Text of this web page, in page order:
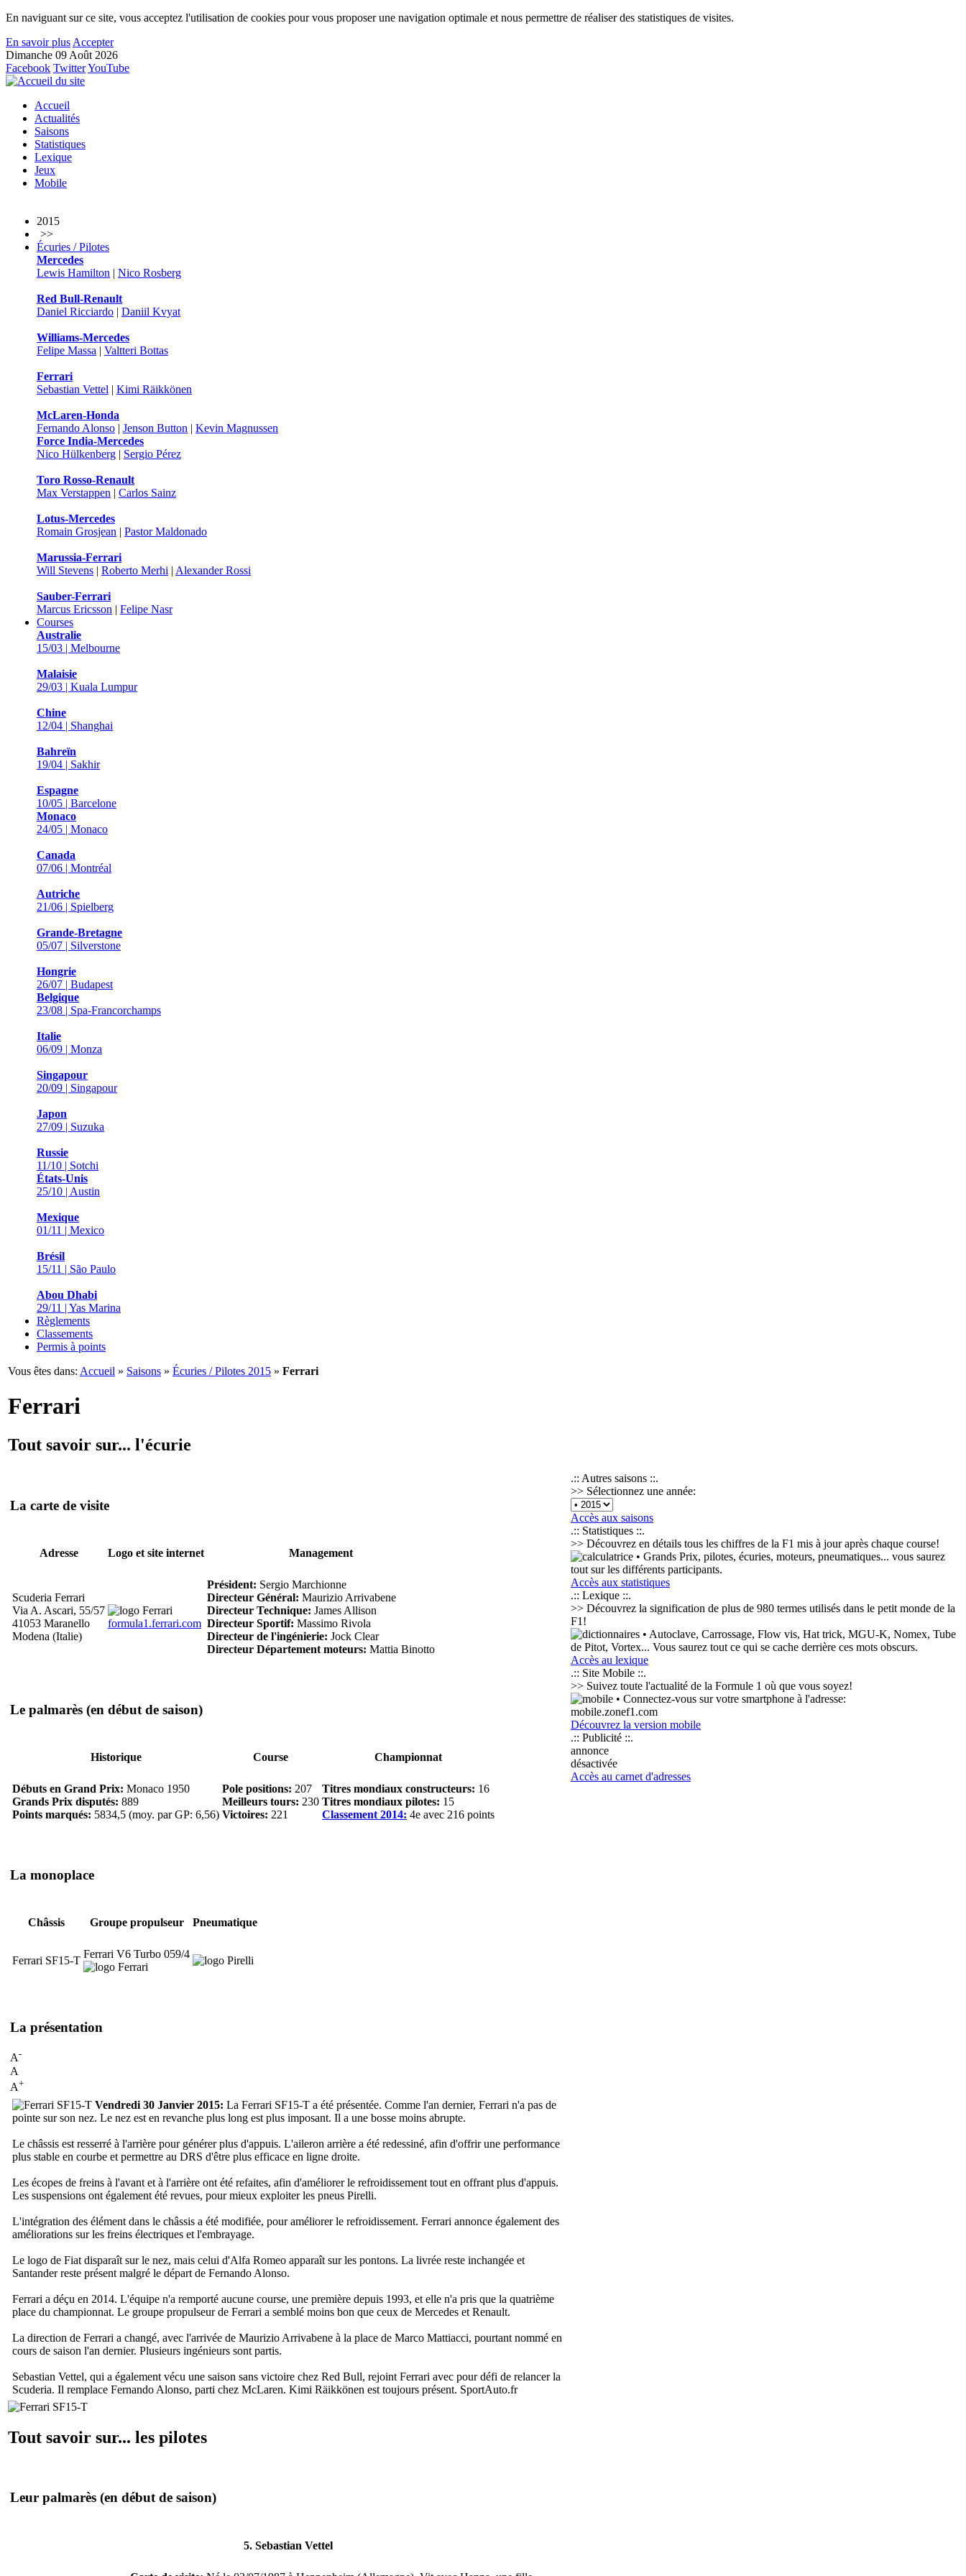
En naviguant sur ce site, vous acceptez l'utilisation de cookies pour vous proposer une navigation optimale et nous permettre de réaliser des statistiques de visites.
En savoir plus Accepter
Dimanche 09 Août 2026
Facebook TwitterYouTube
Accueil
Actualités
Saisons
Statistiques
Lexique
Jeux
Mobile
2015
>>
Écuries / Pilotes
Mercedes
Lewis Hamilton | Nico Rosberg
Red Bull-Renault
Daniel Ricciardo | Daniil Kvyat
Williams-Mercedes
Felipe Massa | Valtteri Bottas
Ferrari
Sebastian Vettel | Kimi Räikkönen
McLaren-Honda
Fernando Alonso | Jenson Button | Kevin Magnussen
Force India-Mercedes
Nico Hülkenberg | Sergio Pérez
Toro Rosso-Renault
Max Verstappen | Carlos Sainz
Lotus-Mercedes
Romain Grosjean | Pastor Maldonado
Marussia-Ferrari
Will Stevens | Roberto Merhi | Alexander Rossi
Sauber-Ferrari
Marcus Ericsson | Felipe Nasr
Courses
Australie
15/03 | Melbourne
Malaisie
29/03 | Kuala Lumpur
Chine
12/04 | Shanghai
Bahreïn
19/04 | Sakhir
Espagne
10/05 | Barcelone
Monaco
24/05 | Monaco
Canada
07/06 | Montréal
Autriche
21/06 | Spielberg
Grande-Bretagne
05/07 | Silverstone
Hongrie
26/07 | Budapest
Belgique
23/08 | Spa-Francorchamps
Italie
06/09 | Monza
Singapour
20/09 | Singapour
Japon
27/09 | Suzuka
Russie
11/10 | Sotchi
États-Unis
25/10 | Austin
Mexique
01/11 | Mexico
Brésil
15/11 | São Paulo
Abou Dhabi
29/11 | Yas Marina
Règlements
Classements
Permis à points
Vous êtes dans: Accueil » Saisons » Écuries / Pilotes 2015 » Ferrari
Ferrari
Tout savoir sur... l'écurie
La carte de visite
Adresse Logo et site internet Management
Scuderia Ferrari
Via A. Ascari, 55/57
41053 Maranello
Modena (Italie)
formula1.ferrari.com
Président: Sergio Marchionne
Directeur Général: Maurizio Arrivabene
Directeur Technique: James Allison
Directeur Sportif: Massimo Rivola
Directeur de l'ingénierie: Jock Clear
Directeur Département moteurs: Mattia Binotto
Le palmarès (en début de saison)
Historique Course Championnat
Débuts en Grand Prix: Monaco 1950
Grands Prix disputés: 889
Points marqués: 5834,5 (moy. par GP: 6,56)
Pole positions: 207
Meilleurs tours: 230
Victoires: 221
Titres mondiaux constructeurs: 16
Titres mondiaux pilotes: 15
Classement 2014: 4e avec 216 points
La monoplace
Châssis Groupe propulseur Pneumatique
Ferrari SF15-T
Ferrari V6 Turbo 059/4
La présentation
A-
A
A+
Vendredi 30 Janvier 2015: La Ferrari SF15-T a été présentée. Comme l'an dernier, Ferrari n'a pas de
pointe sur son nez. Le nez est en revanche plus long est plus imposant. Il a une bosse moins abrupte.
Le châssis est resserré à l'arrière pour générer plus d'appuis. L'aileron arrière a été redessiné, afin d'offrir une performance
plus stable en courbe et permettre au DRS d'être plus efficace en ligne droite.
Les écopes de freins à l'avant et à l'arrière ont été refaites, afin d'améliorer le refroidissement tout en offrant plus d'appuis.
Les suspensions ont également été revues, pour mieux exploiter les pneus Pirelli.
L'intégration des élément dans le châssis a été modifiée, pour améliorer le refroidissement. Ferrari annonce également des
améliorations sur les freins électriques et l'embrayage.
Le logo de Fiat disparaît sur le nez, mais celui d'Alfa Romeo apparaît sur les pontons. La livrée reste inchangée et
Santander reste présent malgré le départ de Fernando Alonso.
Ferrari a déçu en 2014. L'équipe n'a remporté aucune course, une première depuis 1993, et elle n'a pris que la quatrième
place du championnat. Le groupe propulseur de Ferrari a semblé moins bon que ceux de Mercedes et Renault.
La direction de Ferrari a changé, avec l'arrivée de Maurizio Arrivabene à la place de Marco Mattiacci, pourtant nommé en
cours de saison l'an dernier. Plusieurs ingénieurs sont partis.
Sebastian Vettel, qui a également vécu une saison sans victoire chez Red Bull, rejoint Ferrari avec pour défi de relancer la
Scuderia. Il remplace Fernando Alonso, parti chez McLaren. Kimi Räikkönen est toujours présent. SportAuto.fr
Tout savoir sur... les pilotes
Leur palmarès (en début de saison)
5. Sebastian Vettel
.:: Autres saisons ::.
>> Sélectionnez une année:
Accès aux saisons
.:: Statistiques ::.
>> Découvrez en détails tous les chiffres de la F1 mis à jour après chaque course!
• Grands Prix, pilotes, écuries, moteurs, pneumatiques... vous saurez
tout sur les différents participants.
Accès aux statistiques
.:: Lexique ::.
>> Découvrez la signification de plus de 980 termes utilisés dans le petit monde de la
F1!
• Autoclave, Carrossage, Flow vis, Hat trick, MGU-K, Nomex, Tube
de Pitot, Vortex... Vous saurez tout ce qui se cache derrière ces mots obscurs.
Accès au lexique
.:: Site Mobile ::.
>> Suivez toute l'actualité de la Formule 1 où que vous soyez!
• Connectez-vous sur votre smartphone à l'adresse:
mobile.zonef1.com
Découvrez la version mobile
.:: Publicité ::.
annonce
désactivée
Accès au carnet d'adresses